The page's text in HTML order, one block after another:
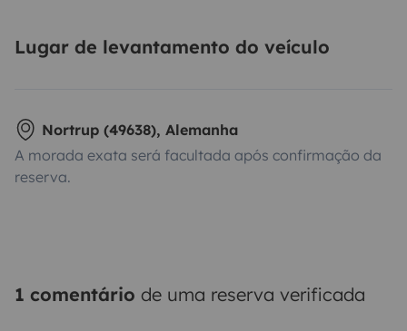
Lugar de levantamento do veículo
Nortrup (49638), Alemanha
A morada exata será facultada após confirmação da
reserva.
1 comentário de uma reserva verificada